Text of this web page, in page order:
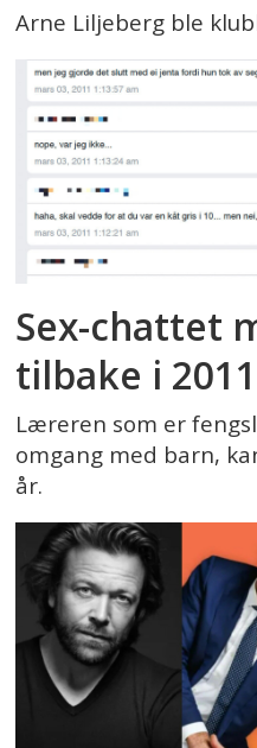
Arne Liljeberg ble
Sex-chattet
tilbake i 2011
Læreren som er
omgang med barn,
år.